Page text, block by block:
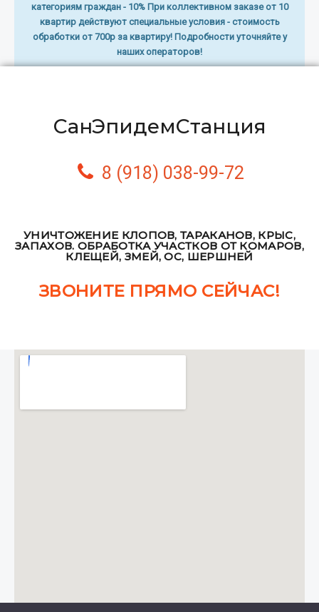
категориям граждан - 10% При коллективном заказе от 10
квартир действуют специальные условия - стоимость
обработки от 700р за квартиру! Подробности уточняйте у
наших операторов!
СанЭпидемСтанция
8 (918) 038-99-72
УНИЧТОЖЕНИЕ КЛОПОВ, ТАРАКАНОВ, КРЫС,
ЗАПАХОВ. ОБРАБОТКА УЧАСТКОВ ОТ КОМАРОВ,
КЛЕЩЕЙ, ЗМЕЙ, ОС, ШЕРШНЕЙ
ЗВОНИТЕ ПРЯМО СЕЙЧАС!